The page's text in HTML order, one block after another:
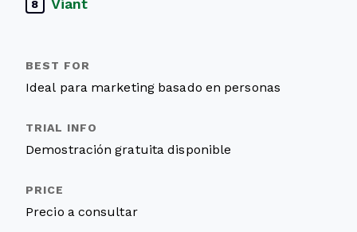
8 Viant
Ideal para marketing basado en personas
Demostración gratuita disponible
Precio a consultar